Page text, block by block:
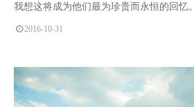
我想这将成为他们最为珍贵而永恒的回忆。
2016-10-31